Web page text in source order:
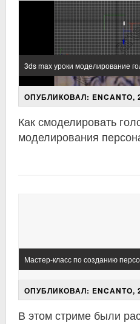
3ds max уроки моделирование
ОПУБЛИКОВАЛ: ENCANTO,
Как смоделировать
моделирования
Мастер-класс по созданию
ОПУБЛИКОВАЛ: ENCANTO,
В этом стриме были